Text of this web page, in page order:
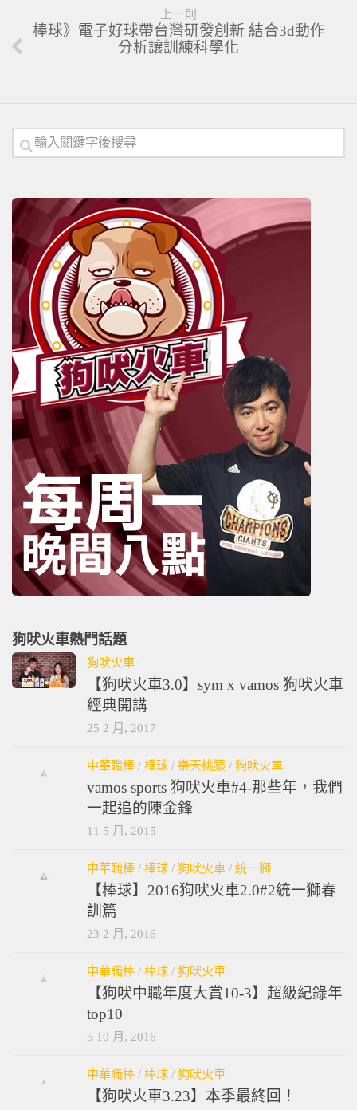
上一則
棒球》電子好球帶台灣研發創新 結合3d動作
分析讓訓練科學化
狗吠火車熱門話題
狗吠火車
【狗吠火車3.0】sym x vamos 狗吠火車
經典開講
25 2 月, 2017
中華職棒 / 棒球 / 樂天桃猿 / 狗吠火車
vamos sports 狗吠火車#4-那些年，我們
一起追的陳金鋒
11 5 月, 2015
中華職棒 / 棒球 / 狗吠火車 / 統一獅
【棒球】2016狗吠火車2.0#2統一獅春
訓篇
23 2 月, 2016
中華職棒 / 棒球 / 狗吠火車
【狗吠中職年度大賞10-3】超級紀錄年
top10
5 10 月, 2016
中華職棒 / 棒球 / 狗吠火車
【狗吠火車3.23】本季最終回！